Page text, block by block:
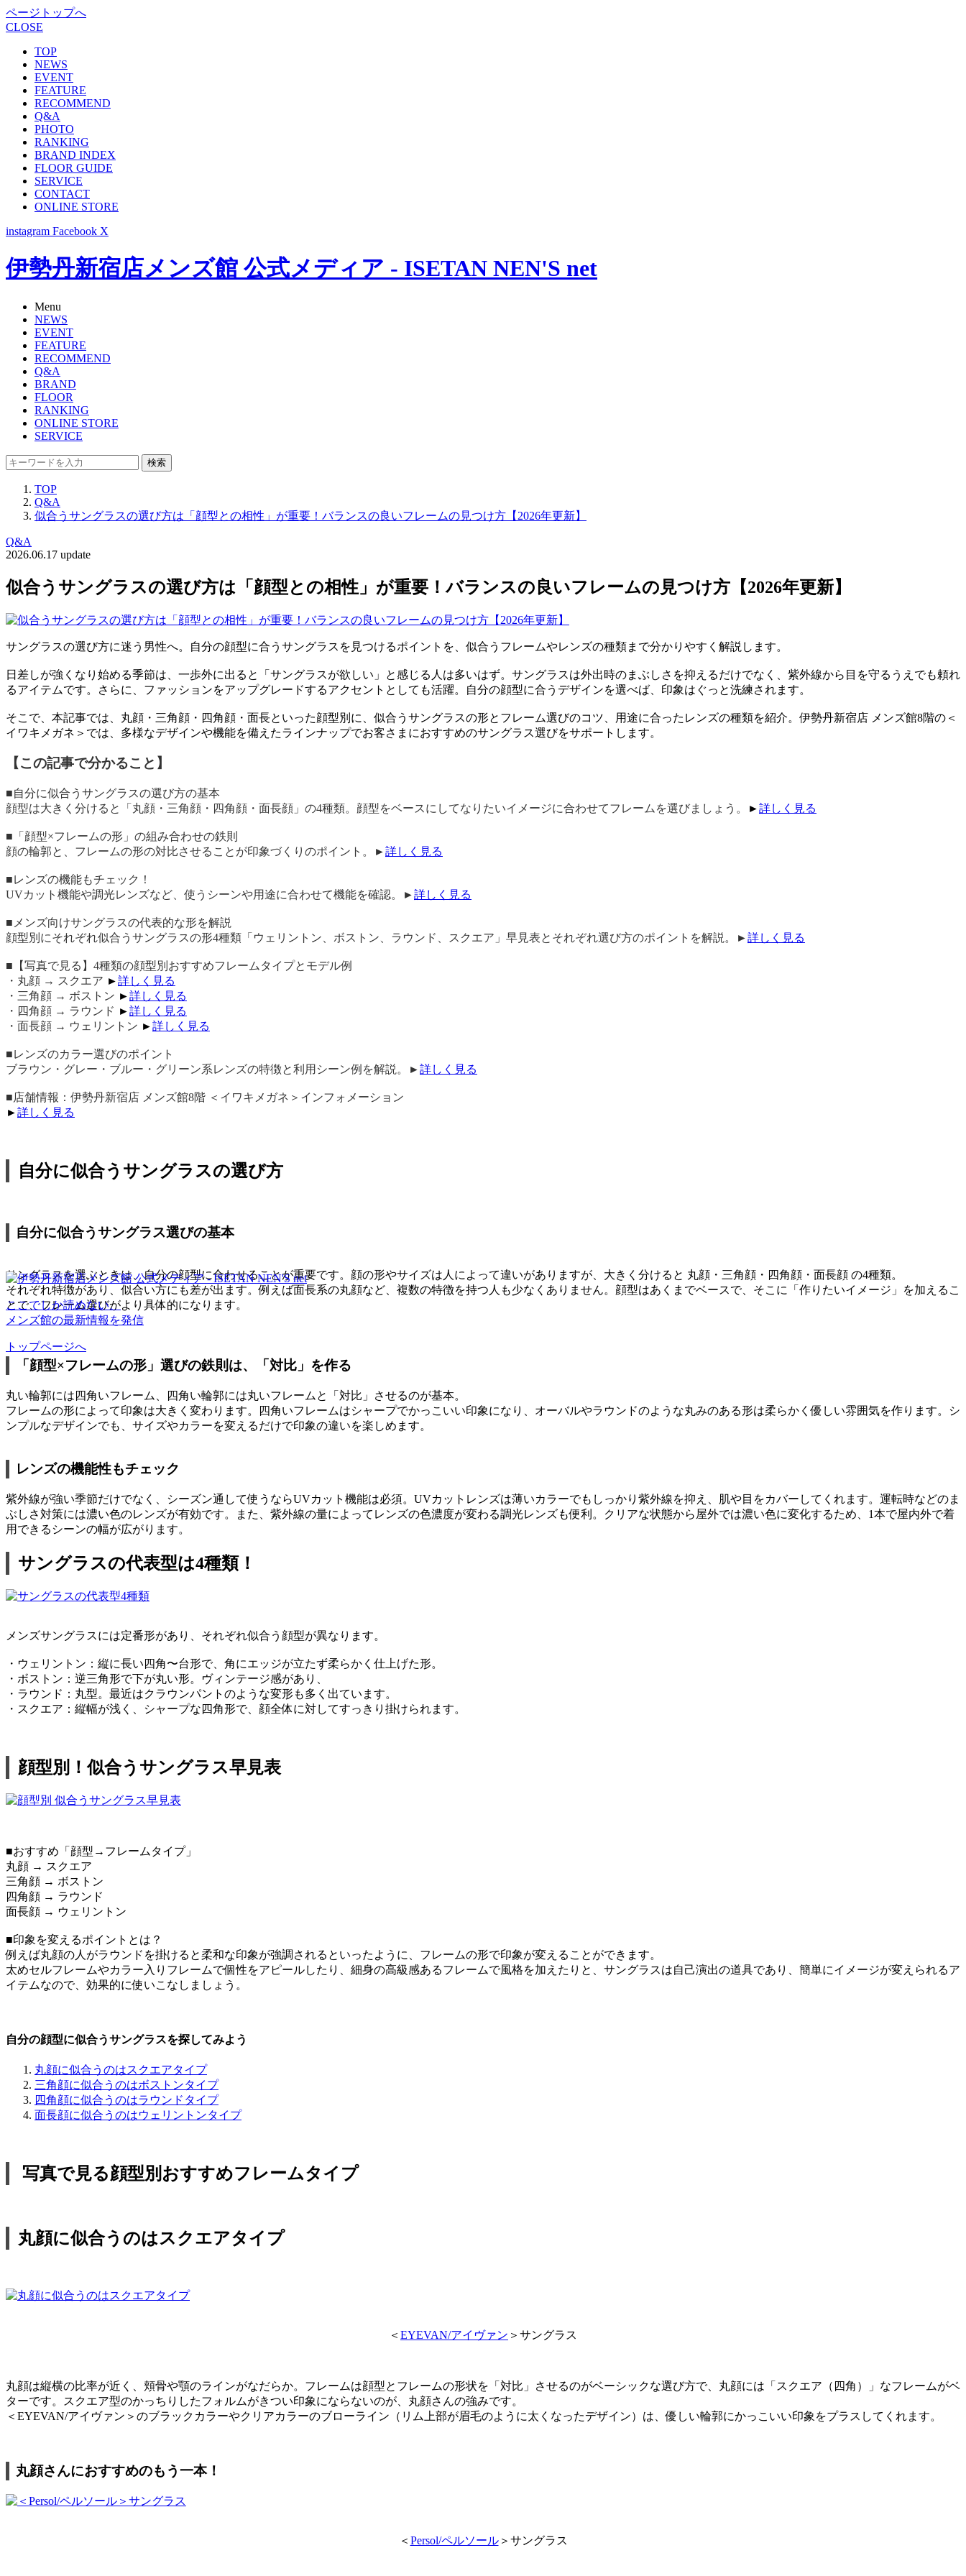
ページトップへ
CLOSE
TOP
NEWS
EVENT
FEATURE
RECOMMEND
Q&A
PHOTO
RANKING
BRAND INDEX
FLOOR GUIDE
SERVICE
CONTACT
ONLINE STORE
instagram Facebook X
伊勢丹新宿店メンズ館 公式メディア - ISETAN NEN'S net
Menu
NEWS
EVENT
FEATURE
RECOMMEND
Q&A
BRAND
FLOOR
RANKING
ONLINE STORE
SERVICE
検索
TOP
Q&A
似合うサングラスの選び方は「顔型との相性」が重要！バランスの良いフレームの見つけ方【2026年更新】
Q&A
2026.06.17 update
似合うサングラスの選び方は「顔型との相性」が重要！バランスの良いフレームの見つけ方【2026年更新】
サングラスの選び方に迷う男性へ。自分の顔型に合うサングラスを見つけるポイントを、似合うフレームやレンズの種類まで分かりやすく解説します。
日差しが強くなり始める季節は、一歩外に出ると「サングラスが欲しい」と感じる人は多いはず。サングラスは外出時のまぶしさを抑えるだけでなく、紫外線から目を守るうえでも頼れ
るアイテムです。さらに、ファッションをアップグレードするアクセントとしても活躍。自分の顔型に合うデザインを選べば、印象はぐっと洗練されます。
そこで、本記事では、丸顔・三角顔・四角顔・面長といった顔型別に、似合うサングラスの形とフレーム選びのコツ、用途に合ったレンズの種類を紹介。伊勢丹新宿店 メンズ館8階の＜
イワキメガネ＞では、多様なデザインや機能を備えたラインナップでお客さまにおすすめのサングラス選びをサポートします。
【この記事で分かること】
■自分に似合うサングラスの選び方の基本
顔型は大きく分けると「丸顔・三角顔・四角顔・面長顔」の4種類。顔型をベースにしてなりたいイメージに合わせてフレームを選びましょう。
►詳しく見る
■「顔型×フレームの形」の組み合わせの鉄則
顔の輪郭と、フレームの形の対比させることが印象づくりのポイント。►詳しく見る
■レンズの機能もチェック！
UVカット機能や調光レンズなど、使うシーンや用途に合わせて機能を確認。►詳しく見る
■メンズ向けサングラスの代表的な形を解説
顔型別にそれぞれ似合うサングラスの形4種類「ウェリントン、ボストン、ラウンド、スクエア」早見表と それぞれ選び方のポイントを解説。►詳しく見る
■【写真で見る】4種類の顔型別おすすめフレームタイプとモデル例
・丸顔 → スクエア ►詳しく見る
・三角顔 → ボストン ►詳しく見る
・四角顔 → ラウンド ►詳しく見る
・面長顔 → ウェリントン ►詳しく見る
■レンズのカラー選びのポイント
ブラウン・グレー・ブルー・グリーン系レンズの特徴と利用シーン例を解説。►詳しく見る
■店舗情報：伊勢丹新宿店 メンズ館8階 ＜イワキメガネ＞インフォメーション
►詳しく見る
自分に似合うサングラスの選び方
自分に似合うサングラス選びの基本
サングラスを選ぶときは、自分の顔型に合わせることが重要です。顔の形やサイズは人によって違いがありますが、大きく分けると 丸顔・三角顔・四角顔・面長顔 の4種類。
それぞれ特徴があり、似合い方にも差が出ます。例えば面長系の丸顔など、複数の特徴を持つ人も少なくありません。顔型はあくまでベースで、そこに「作りたいイメージ」を加えるこ
とで、フレーム選びがより具体的になります。
「顔型×フレームの形」選びの鉄則は、「対比」を作る
丸い輪郭には四角いフレーム、四角い輪郭には丸いフレームと「対比」させるのが基本。
フレームの形によって印象は大きく変わります。四角いフレームはシャープでかっこいい印象になり、オーバルやラウンドのような丸みのある形は柔らかく優しい雰囲気を作ります。シ
ンプルなデザインでも、サイズやカラーを変えるだけで印象の違いを楽しめます。
レンズの機能性もチェック
紫外線が強い季節だけでなく、シーズン通して使うならUVカット機能は必須。UVカットレンズは薄いカラーでもしっかり紫外線を抑え、肌や目をカバーしてくれます。運転時などのま
ぶしさ対策には濃い色のレンズが有効です。また、紫外線の量によってレンズの色濃度が変わる調光レンズも便利。クリアな状態から屋外では濃い色に変化するため、1本で屋内外で着
用できるシーンの幅が広がります。
サングラスの代表型は4種類！
メンズサングラスには定番形があり、それぞれ似合う顔型が異なります。
・ウェリントン：縦に長い四角〜台形で、角にエッジが立たず柔らかく仕上げた形。
・ボストン：逆三角形で下が丸い形。ヴィンテージ感があり、
・ラウンド：丸型。最近はクラウンパントのような変形も多く出ています。
・スクエア：縦幅が浅く、シャープな四角形で、顔全体に対してすっきり掛けられます。
顔型別！似合うサングラス早見表
■おすすめ「顔型→フレームタイプ」
丸顔 → スクエア
三角顔 → ボストン
四角顔 → ラウンド
面長顔 → ウェリントン
■印象を変えるポイントとは？
例えば丸顔の人がラウンドを掛けると柔和な印象が強調されるといったように、フレームの形で印象が変えることができます。
太めセルフレームやカラー入りフレームで個性をアピールしたり、細身の高級感あるフレームで風格を加えたりと、サングラスは自己演出の道具であり、簡単にイメージが変えられるア
イテムなので、効果的に使いこなしましょう。
自分の顔型に似合うサングラスを探してみよう
丸顔に似合うのはスクエアタイプ
三角顔に似合うのはボストンタイプ
四角顔に似合うのはラウンドタイプ
面長顔に似合うのはウェリントンタイプ
写真で見る顔型別おすすめフレームタイプ
丸顔に似合うのはスクエアタイプ
＜ EYEVAN/アイヴァン ＞サングラス
丸顔は縦横の比率が近く、頬骨や顎のラインがなだらか。フレームは顔型とフレームの形状を「対比」させるのがベーシックな選び方で、丸顔には「スクエア（四角）」なフレームがベ
ターです。スクエア型のかっちりしたフォルムがきつい印象にならないのが、丸顔さんの強みです。
＜EYEVAN/アイヴァン＞のブラックカラーやクリアカラーのブローライン（リム上部が眉毛のように太くなったデザイン）は、優しい輪郭にかっこいい印象をプラスしてくれます。
丸顔さんにおすすめのもう一本！
＜ Persol/ペルソール＞サングラス
ここでしか読めない、
メンズ館の最新情報を発信
トップページへ